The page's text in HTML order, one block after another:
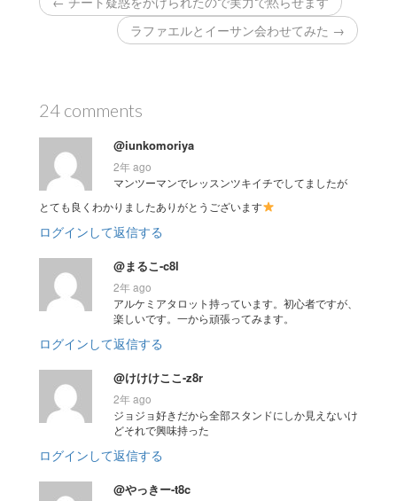
ラファエルとイーサン会わせてみた →
24 comments
@iunkomoriya
2年 ago
マンツーマンでレッスンツキイチでしてましたが
とても良くわかりましたありがとうございます
ログインして返信する
@まるこ-c8l
2年 ago
アルケミアタロット持っています。初心者ですが、
楽しいです。一から頑張ってみます。
ログインして返信する
@けけけここ-z8r
2年 ago
ジョジョ好きだから全部スタンドにしか見えないけ
どそれで興味持った
ログインして返信する
@やっきー-t8c